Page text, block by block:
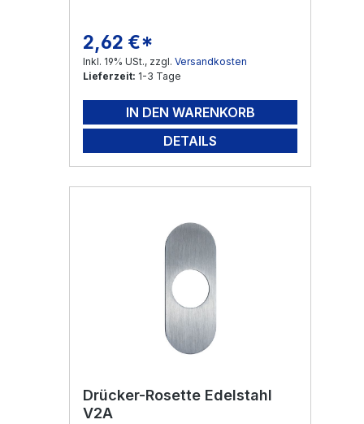
Regulärer Preis:
2,62 €*
Inkl. 19% USt., zzgl. Versandkosten
Lieferzeit: 1-3 Tage
IN DEN WARENKORB
DETAILS
Drücker-Rosette Edelstahl
V2A